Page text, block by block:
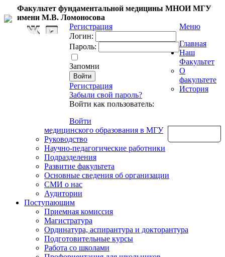
Факультет фундаментальной медицины МНОИ МГУ
имени М.В. Ломоносова
Регистрация
Логин:
Пароль:
Запомни
Регистрация
Забыли свой пароль?
Войти как пользователь:
Войти
Меню
Главная
Наш
Факультет
О
факультете
История
медицинского образования в МГУ
Руководство
Научно-педагогические работники
Подразделения
Развитие факультета
Основные сведения об организации
СМИ о нас
Аудитории
Поступающим
Приемная комиссия
Магистратура
Ординатура, аспирантура и докторантура
Подготовительные курсы
Работа со школами